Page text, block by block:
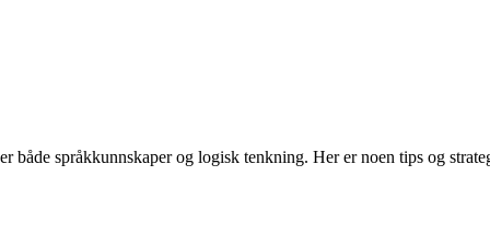
språkkunnskaper og logisk tenkning. Her er noen tips og